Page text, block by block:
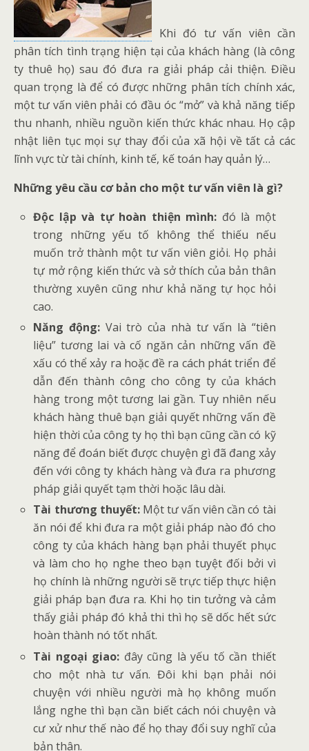
Khi đó tư vấn viên cần
phân tích tình trạng hiện tại của khách hàng (là công
ty thuê họ) sau đó đưa ra giải pháp cải thiện. Điều
quan trọng là để có được những phân tích chính xác,
một tư vấn viên phải có đầu óc “mở” và khả năng tiếp
thu nhanh, nhiều nguồn kiến thức khác nhau. Họ cập
nhật liên tục mọi sự thay đổi của xã hội về tất cả các
lĩnh vực từ tài chính, kinh tế, kế toán hay quản lý…
Những yêu cầu cơ bản cho một tư vấn viên là gì?
Độc lập và tự hoàn thiện mình: đó là một
trong những yếu tố không thể thiếu nếu
muốn trở thành một tư vấn viên giỏi. Họ phải
tự mở rộng kiến thức và sở thích của bản thân
thường xuyên cũng như khả năng tự học hỏi
cao.
Năng động: Vai trò của nhà tư vấn là “tiên
liệu” tương lai và cố ngăn cản những vấn đề
xấu có thể xảy ra hoặc đề ra cách phát triển để
dẫn đến thành công cho công ty của khách
hàng trong một tương lai gần. Tuy nhiên nếu
khách hàng thuê bạn giải quyết những vấn đề
hiện thời của công ty họ thì bạn cũng cần có kỹ
năng để đoán biết được chuyện gì đã đang xảy
đến với công ty khách hàng và đưa ra phương
pháp giải quyết tạm thời hoặc lâu dài.
Tài thương thuyết:Một tư vấn viên cần có tài
ăn nói để khi đưa ra một giải pháp nào đó cho
công ty của khách hàng bạn phải thuyết phục
và làm cho họ nghe theo bạn tuyệt đối bởi vì
họ chính là những người sẽ trực tiếp thực hiện
giải pháp bạn đưa ra. Khi họ tin tưởng và cảm
thấy giải pháp đó khả thi thì họ sẽ dốc hết sức
hoàn thành nó tốt nhất.
Tài ngoại giao: đây cũng là yếu tố cần thiết
cho một nhà tư vấn. Đôi khi bạn phải nói
chuyện với nhiều người mà họ không muốn
lắng nghe thì bạn cần biết cách nói chuyện và
cư xử như thế nào để họ thay đổi suy nghĩ của
bản thân.